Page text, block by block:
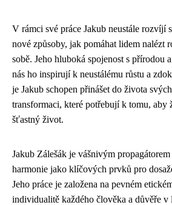
V rámci své práce Jakub neustále rozvíjí
nové způsoby, jak pomáhat lidem nalézt
sobě. Jeho hluboká spojenost s přírodou
nás ho inspirují k neustálému růstu a
je Jakub schopen přinášet do života
transformaci, které potřebují k tomu, aby
šťastný život.
Jakub Zálešák je vášnivým
harmonie jako klíčových prvků pro
Jeho práce je založena na pevném
individualitě každého člověka a důvěře v